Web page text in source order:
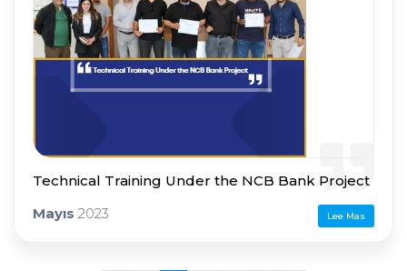
Lee Mas
Technical Training Under the NCB Bank Project
Mayıs 2023